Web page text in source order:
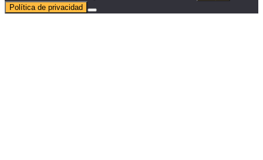
Política de privacidad